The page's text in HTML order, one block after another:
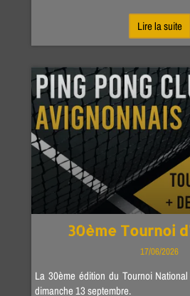
Lire la suite
30ème Tournoi
17/06/2026
La 30ème édition du Tournoi
dimanche 13 septembre.